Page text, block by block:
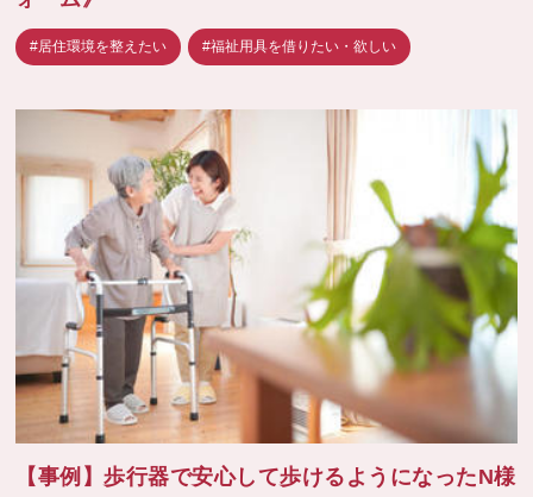
#居住環境を整えたい #福祉用具を借りたい・欲しい
【事例】歩行器で安心して歩けるようになったN様